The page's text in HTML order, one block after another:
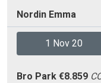
Nordin Emma
1 Nov 20
Bro Park €8.859